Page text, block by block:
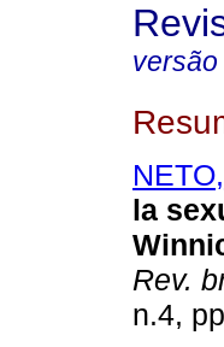
la
Rev.
n.4,